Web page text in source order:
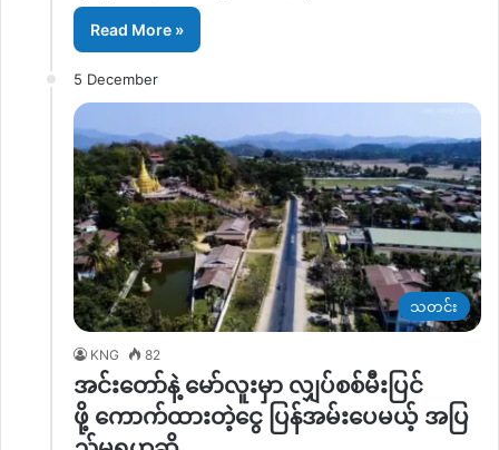
Read More »
5 December
သတင်း
KNG 82
အင်းတော်နဲ့ မော်လူးမှာ လျှပ်စစ်မီးပြင်
ဖို့ ကောက်ထားတဲ့ငွေ ပြန်အမ်းပေမယ့် အပြ